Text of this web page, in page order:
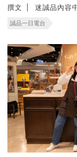
撰文 迷誠品內容
誠品一日電台